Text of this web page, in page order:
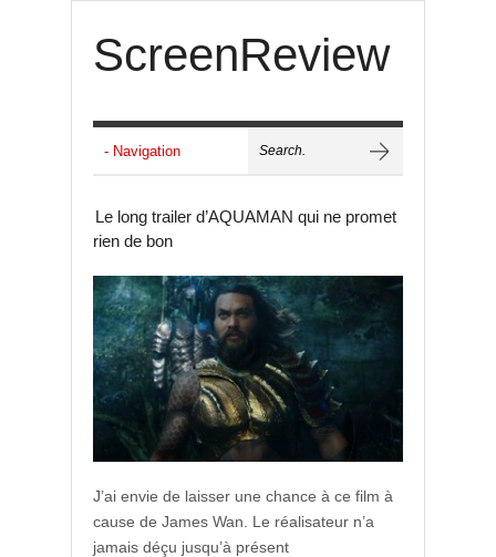
ScreenReview
Le long trailer d’AQUAMAN qui ne promet
rien de bon
J’ai envie de laisser une chance à ce film à
cause de James Wan. Le réalisateur n’a
jamais déçu jusqu’à présent